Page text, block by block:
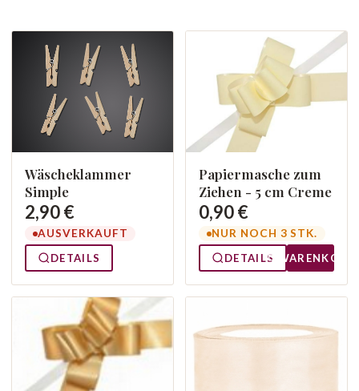
Wäscheklammer
Simple
2,90 €
AUSVERKAUFT
DETAILS
Papiermasche zum
Ziehen - 5 cm Creme
0,90 €
NUR NOCH 3 STK.
DETAILS
WARENKORB